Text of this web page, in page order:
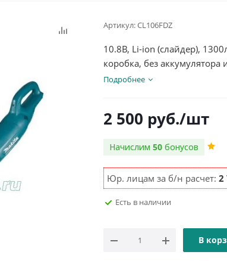
Артикул:CL106FDZ
10.8В, Li-ion (слайдер),
коробка, без аккумулятора
Подробнее
2 500 руб./шт
Начислим 50 бонусов
Юр. лицам за б/н расчет: 2
Есть в наличии
В